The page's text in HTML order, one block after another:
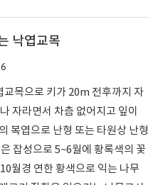
낙엽교목
목으로 키가 20m 전후까지 자
자라면서 차츰 없어지고 잎이
복엽으로 난형 또는 타원상 난형
잡성으로 5~6월에 황록색의 꽃
월경 연한 황색으로 익는 나무